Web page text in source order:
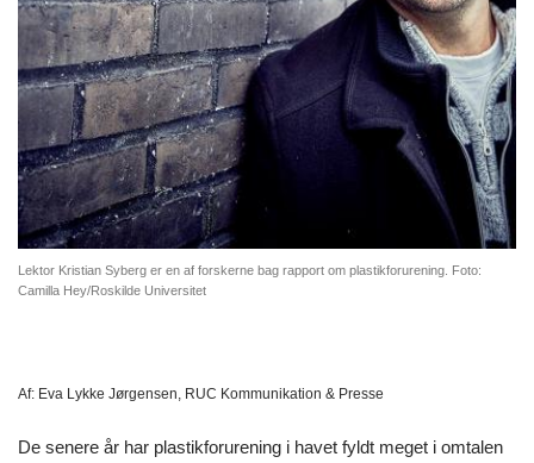
Lektor Kristian Syberg er en af forskerne bag rapport om plastikforurening. Foto:
Camilla Hey/Roskilde Universitet
Af: Eva Lykke Jørgensen, RUC Kommunikation & Presse
De senere år har plastikforurening i havet fyldt meget i omtalen